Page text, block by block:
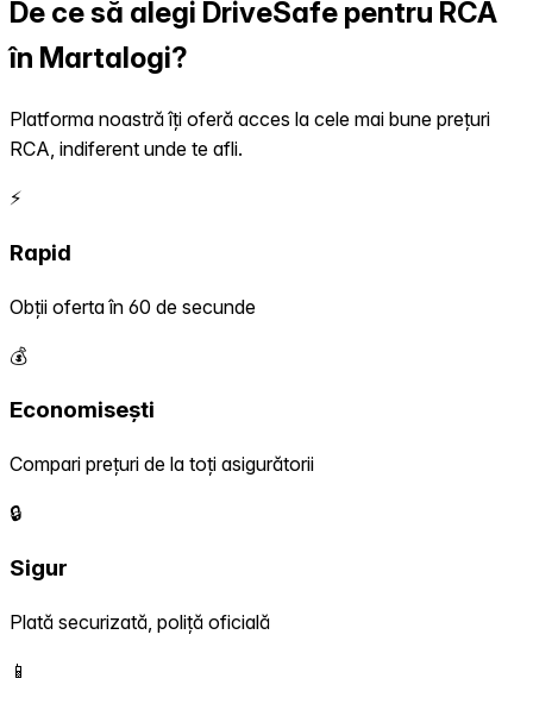
De ce să alegi DriveSafe pentru RCA
în Martalogi?
Platforma noastră îți oferă acces la cele mai bune prețuri
RCA, indiferent unde te afli.
⚡
Rapid
Obții oferta în 60 de secunde
💰
Economisești
Compari prețuri de la toți asigurătorii
🔒
Sigur
Plată securizată, poliță oficială
📱